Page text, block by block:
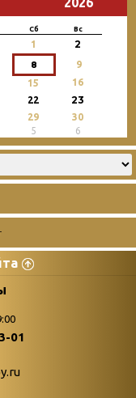
Сб Вс
1 2
8
9
15
16
22 23
29
30
5 6
поступлений
Война. Народ.
01